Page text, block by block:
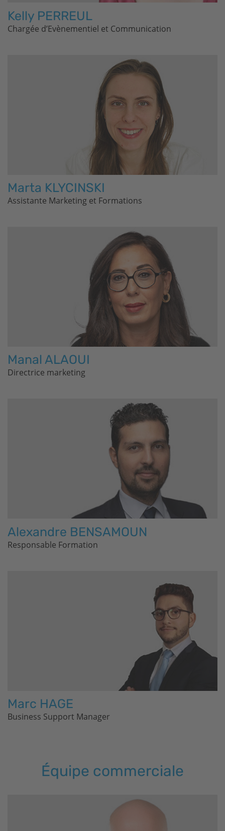
Kelly PERREUL
Chargée d’Evènementiel et Communication
Marta KLYCINSKI
Assistante Marketing et Formations
Manal ALAOUI
Directrice marketing
Alexandre BENSAMOUN
Responsable Formation
Marc HAGE
Business Support Manager
Équipe commerciale